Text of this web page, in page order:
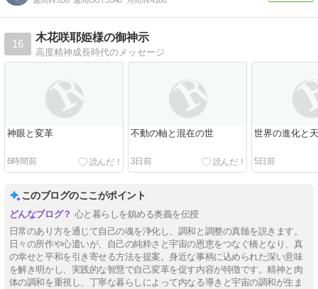
16
木花咲耶姫様の御神示
高度精神成長時代のメッセージ
神眼と変革
6時間前
不動の軸と混在の世
3日前
世界の進化と
5日前
このブログのここがポイント
心と暮らしを鎮める奥義を伝授
日常のあり方を通じて自己の魂を浄化し、調和と調整の真髄を説きます。
日々の所作や心遣いが、自己の純粋さと宇宙の恩恵をつなぐ橋となり、真
の幸せと平和を引き寄せる方法を提案。身近な事柄に込められた深い意味
を解き明かし、実践的な智慧で自己変革を促す内容が特徴です。精神と肉
体の調和を重視し、丁寧な暮らしによって内なる導きと宇宙の調和が生ま